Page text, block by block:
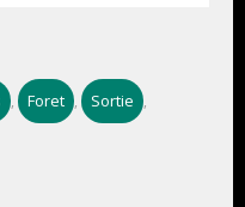
, Foret , Sortie ,